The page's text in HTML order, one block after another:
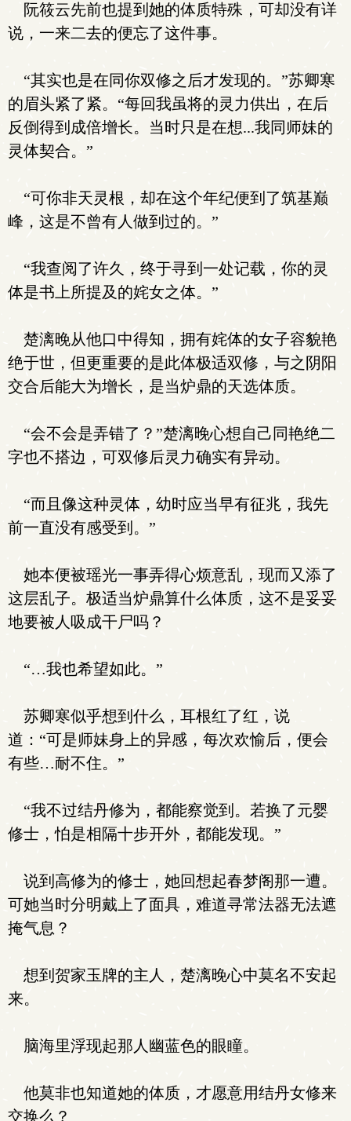
阮筱云先前也提到她的体质特殊，可却没有详
说，一来二去的便忘了这件事。
“其实也是在同你双修之后才发现的。”苏卿寒
的眉头紧了紧。“每回我虽将的灵力供出，在后
反倒得到成倍增长。当时只是在想...我同师妹的
灵体契合。”
“可你非天灵根，却在这个年纪便到了筑基巅
峰，这是不曾有人做到过的。”
“我查阅了许久，终于寻到一处记载，你的灵
体是书上所提及的姹女之体。”
楚漓晚从他口中得知，拥有姹体的女子容貌艳
绝于世，但更重要的是此体极适双修，与之阴阳
交合后能大为增长，是当炉鼎的天选体质。
“会不会是弄错了？”楚漓晚心想自己同艳绝二
字也不搭边，可双修后灵力确实有异动。
“而且像这种灵体，幼时应当早有征兆，我先
前一直没有感受到。”
她本便被瑶光一事弄得心烦意乱，现而又添了
这层乱子。极适当炉鼎算什么体质，这不是妥妥
地要被人吸成干尸吗？
“…我也希望如此。”
苏卿寒似乎想到什么，耳根红了红，说
道：“可是师妹身上的异感，每次欢愉后，便会
有些…耐不住。”
“我不过结丹修为，都能察觉到。若换了元婴
修士，怕是相隔十步开外，都能发现。”
说到高修为的修士，她回想起春梦阁那一遭。
可她当时分明戴上了面具，难道寻常法器无法遮
掩气息？
想到贺家玉牌的主人，楚漓晚心中莫名不安起
来。
脑海里浮现起那人幽蓝色的眼瞳。
他莫非也知道她的体质，才愿意用结丹女修来
交换么？